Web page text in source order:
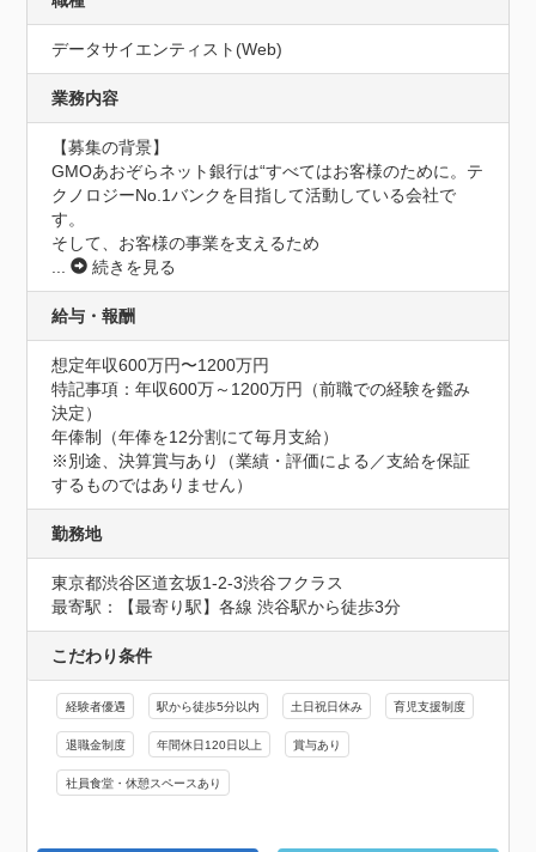
データサイエンティスト(Web)
業務内容
【募集の背景】
GMOあおぞらネット銀行は“すべてはお客様のために。テ
クノロジーNo.1バンクを目指して活動している会社で
す。
そして、お客様の事業を支えるため
...
続きを見る
給与・報酬
想定年収600万円〜1200万円
特記事項：年収600万～1200万円（前職での経験を鑑み
決定）
年俸制（年俸を12分割にて毎月支給）
※別途、決算賞与あり（業績・評価による／支給を保証
するものではありません）
勤務地
東京都渋谷区道玄坂1-2-3渋谷フクラス
最寄駅：【最寄り駅】各線 渋谷駅から徒歩3分
こだわり条件
経験者優遇 駅から徒歩5分以内 土日祝日休み 育児支援制度
退職金制度 年間休日120日以上 賞与あり
社員食堂・休憩スペースあり